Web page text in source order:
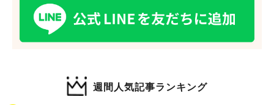
週間人気記事ランキング